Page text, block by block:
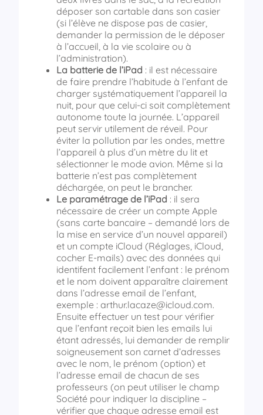
déposer son cartable dans son casier
(si l’élève ne dispose pas de casier,
demander la permission de le déposer
à l’accueil, à la vie scolaire ou à
l’administration).
La batterie de l’iPad : il est nécessaire
de faire prendre l’habitude à l’enfant de
charger systématiquement l’appareil la
nuit, pour que celui-ci soit complètement
autonome toute la journée. L’appareil
peut servir utilement de réveil. Pour
éviter la pollution par les ondes, mettre
l’appareil à plus d’un mètre du lit et
sélectionner le mode avion. Même si la
batterie n’est pas complètement
déchargée, on peut le brancher.
Le paramétrage de l’iPad : il sera
nécessaire de créer un compte Apple
(sans carte bancaire – demandé lors de
la mise en service d’un nouvel appareil)
et un compte iCloud (Réglages, iCloud,
cocher E-mails) avec des données qui
identifent facilement l’enfant : le prénom
et le nom doivent apparaître clairement
dans l’adresse email de l’enfant,
exemple : arthur.lacaze@icloud.com.
Ensuite effectuer un test pour vérifier
que l’enfant reçoit bien les emails lui
étant adressés, lui demander de remplir
soigneusement son carnet d’adresses
avec le nom, le prénom (option) et
l’adresse email de chacun de ses
professeurs (on peut utiliser le champ
Société pour indiquer la discipline –
vérifier que chaque adresse email est